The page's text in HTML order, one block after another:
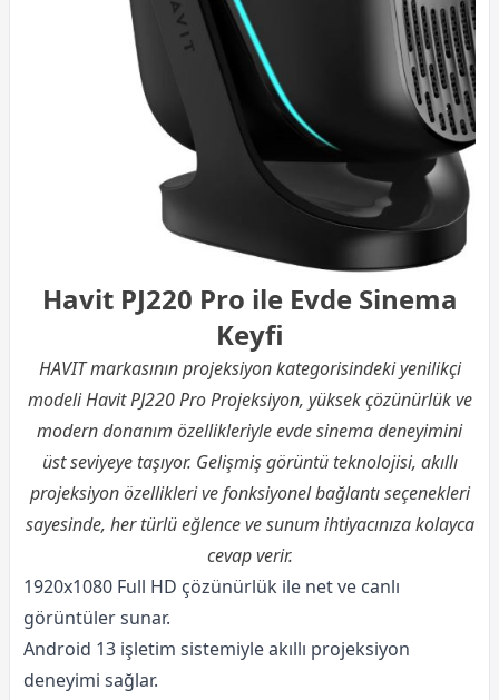
Havit PJ220 Pro ile Evde Sinema
Keyfi
HAVIT markasının projeksiyon kategorisindeki yenilikçi
modeli Havit PJ220 Pro Projeksiyon, yüksek çözünürlük ve
modern donanım özellikleriyle evde sinema deneyimini
üst seviyeye taşıyor. Gelişmiş görüntü teknolojisi, akıllı
projeksiyon özellikleri ve fonksiyonel bağlantı seçenekleri
sayesinde, her türlü eğlence ve sunum ihtiyacınıza kolayca
cevap verir.
1920x1080 Full HD çözünürlük ile net ve canlı
görüntüler sunar.
Android 13 işletim sistemiyle akıllı projeksiyon
deneyimi sağlar.